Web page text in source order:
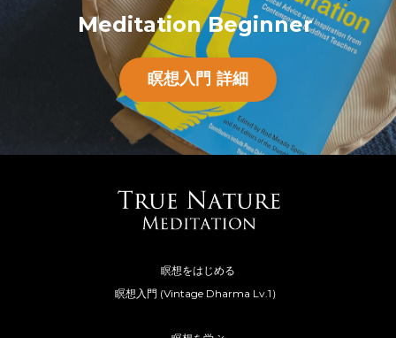
Meditation Beginner
瞑想入門 詳細
瞑想をはじめる
瞑想入門 (Vintage Dharma Lv.1）